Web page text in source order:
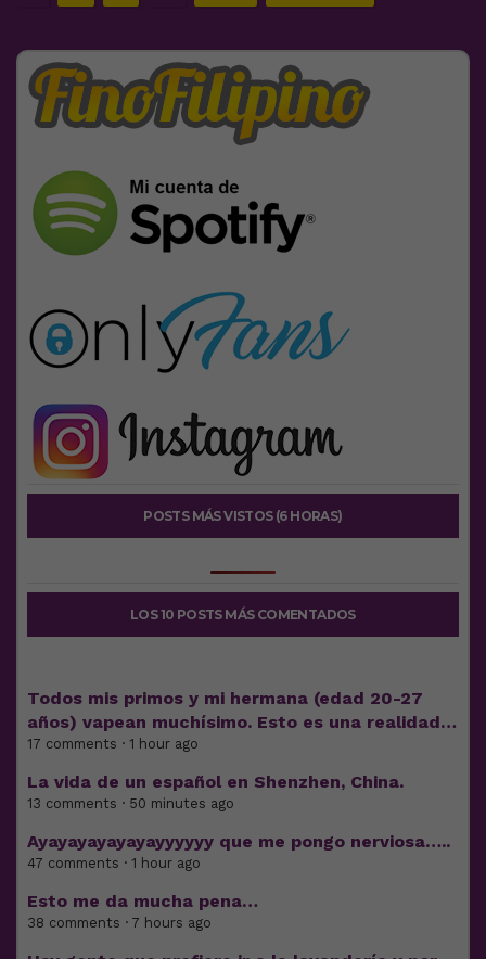
POSTS MÁS VISTOS (6 HORAS)
LOS 10 POSTS MÁS COMENTADOS
Todos mis primos y mi hermana (edad 20-27
años) vapean muchísimo. Esto es una realidad…
17 comments · 1 hour ago
La vida de un español en Shenzhen, China.
13 comments · 50 minutes ago
Ayayayayayayayyyyyy que me pongo nerviosa…..
47 comments · 1 hour ago
Esto me da mucha pena…
38 comments · 7 hours ago